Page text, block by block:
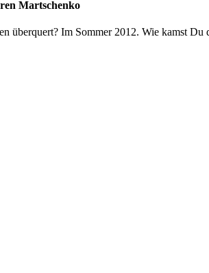
Martschenko
überquert? Im Sommer 2012. Wie kamst